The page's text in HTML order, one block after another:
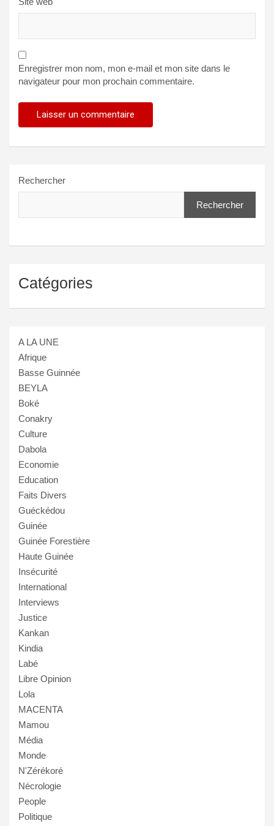
Enregistrer mon nom, mon e-mail et mon site dans le
navigateur pour mon prochain commentaire.
Rechercher
Rechercher
Catégories
A LA UNE
Afrique
Basse Guinnée
BEYLA
Boké
Conakry
Culture
Dabola
Economie
Education
Faits Divers
Guéckédou
Guinée
Guinée Forestière
Haute Guinée
Insécurité
International
Interviews
Justice
Kankan
Kindia
Labé
Libre Opinion
Lola
MACENTA
Mamou
Média
Monde
N'Zérékoré
Nécrologie
People
Politique